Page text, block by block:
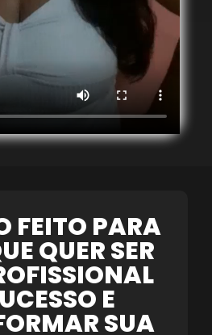
FEITO PARA
QUER SER
E
SUA